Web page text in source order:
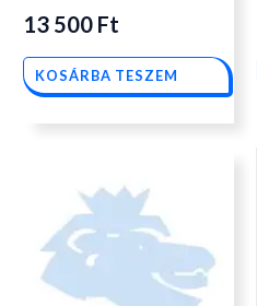
13 500 Ft
KOSÁRBA TESZEM